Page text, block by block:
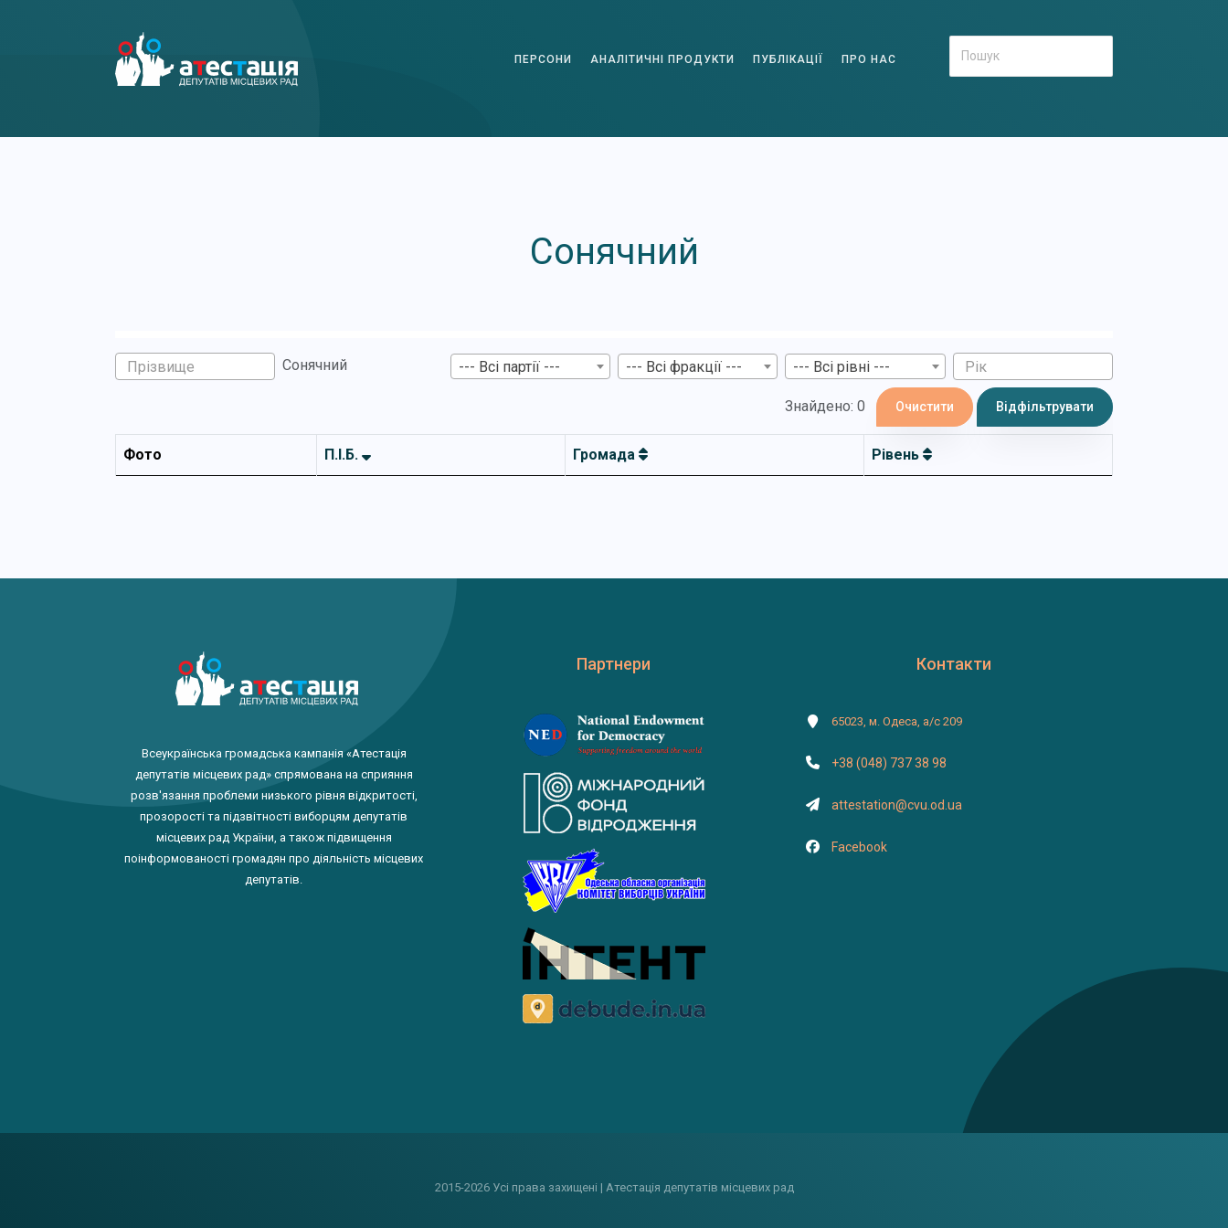
ПЕРСОНИ АНАЛІТИЧНІ ПРОДУКТИ ПУБЛІКАЦІЇ ПРО НАС
Сонячний
Сонячний --- Всі партії --- --- Всі фракції --- --- Всі рівні ---
Знайдено: 0 Очистити Відфільтрувати
Фото П.І.Б. Громада Рівень
Всеукраїнська громадська кампанія «Атестація
депутатів місцевих рад» спрямована на сприяння
розв'язання проблеми низького рівня відкритості,
прозорості та підзвітності виборцям депутатів
місцевих рад України, а також підвищення
поінформованості громадян про діяльність місцевих
депутатів.
Партнери Контакти
65023, м. Одеса, а/с 209
+38 (048) 737 38 98
attestation@cvu.od.ua
Facebook
2015-2026 Усі права захищені | Атестація депутатів місцевих рад